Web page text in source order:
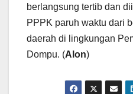
berlangsung tertib dan
PPPK paruh waktu dari
daerah di lingkungan
Dompu. (Alon)